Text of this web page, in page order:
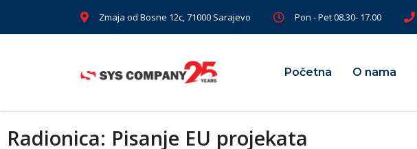
Zmaja od Bosne 12c, 71000 Sarajevo Pon - Pet 08.30- 17.00
Početna O nama
Radionica: Pisanje EU projekata